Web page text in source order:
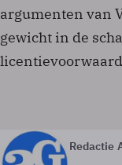
argumenten van
gewicht in de
Redactie